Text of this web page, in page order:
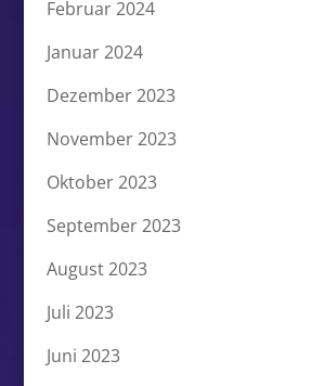
Februar 2024
Januar 2024
Dezember 2023
November 2023
Oktober 2023
September 2023
August 2023
Juli 2023
Juni 2023